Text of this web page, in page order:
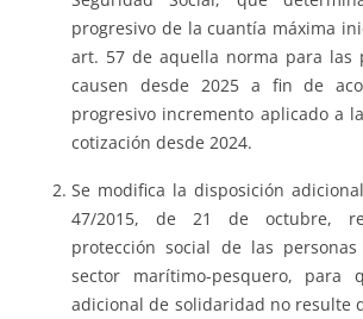
progresivo de la cuantía máxima
art. 57 de aquella norma para las
causen desde 2025 a fin de
progresivo incremento aplicado a
cotización desde 2024.
Se modifica la disposición
47/2015, de 21 de octubre,
protección social de las
sector marítimo-pesquero, para
adicional de solidaridad no resulte